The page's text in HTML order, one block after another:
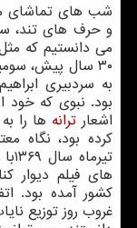
شب های تماشای
و حرف های تند،
می دانستیم که
۳۰ سال پیش،
به سردبیری
بود. نبوی که خود
اشعارترانه ها را
های فیلم دیوار
کشور آمده بود.
غروب روز توزیع